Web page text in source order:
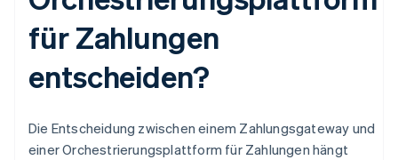
für Zahlungen
entscheiden?
Die Entscheidung zwischen einem Zahlungsgateway und
einer Orchestrierungsplattform für Zahlungen hängt